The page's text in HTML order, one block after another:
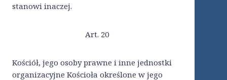
stanowi inaczej.
Art. 20
Kościół, jego osoby prawne i inne jednostki
organizacyjne Kościoła określone w jego